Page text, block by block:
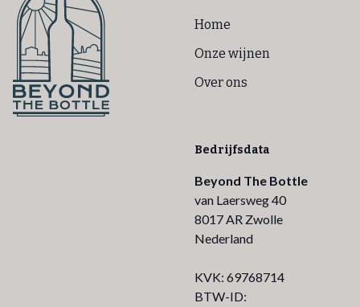
Home
Onze wijnen
Over ons
Bedrijfsdata
Beyond The Bottle
van Laersweg 40
8017 AR Zwolle
Nederland
KVK: 69768714
BTW-ID: